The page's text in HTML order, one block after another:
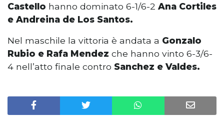
Castello hanno dominato 6-1/6-2 Ana Cortiles
e Andreina de Los Santos.
Nel maschile la vittoria è andata a Gonzalo
Rubio e Rafa Mendez che hanno vinto 6-3/6-
4 nell’atto finale contro Sanchez e Valdes.